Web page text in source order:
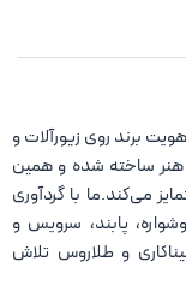
برند روی زیورآلات و
هنر ساخته شده و همین
می‌کند.ما با گردآوری
پابند، سرویس و
و طلاروس تلاش